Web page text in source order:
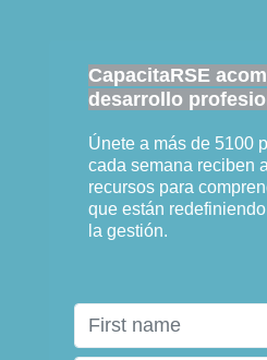
CapacitaRSE
desarrollo
Únete a más de 5100
cada semana reciben
recursos para
que están
la gestión.